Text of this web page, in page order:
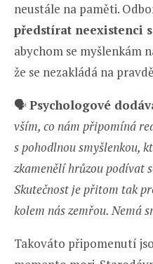
neustále na paměti.
předstírat neexistenci
abychom se myšlenkám
že se nezakládá na
🗣️Psychologové
vším, co nám připomíná
s pohodlnou smyšlenkou,
zkamenělí hrůzou podívat
Skutečnost je přitom tak
kolem nás zemřou. Nemá
Takováto připomenutí